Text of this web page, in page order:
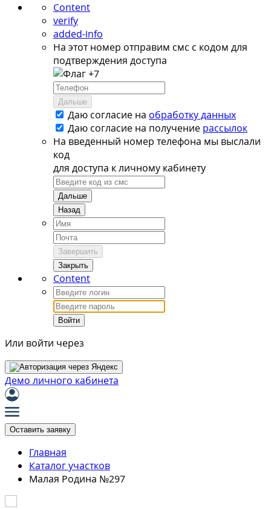
Content
verify
added-info
На этот номер отправим смс с кодом для
подтверждения доступа
+7
Дальше
Даю согласие на обработку данных
Даю согласие на получение рассылок
На введенный номер телефона мы выслали
код
для доступа к личному кабинету
Дальше
Назад
Завершить
Закрыть
Content
Войти
Или войти через
Демо личного кабинета
Оставить заявку
Главная
Каталог участков
Малая Родина №297